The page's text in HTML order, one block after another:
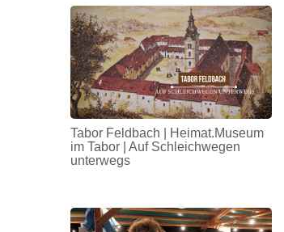
Tabor Feldbach | Heimat.Museum
im Tabor | Auf Schleichwegen
unterwegs